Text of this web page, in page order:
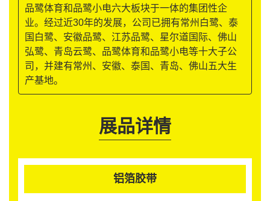
品鹭体育和品鹭小电六大板块于一体的集团性企
业。经过近30年的发展，公司已拥有常州白鹭、泰
国白鹭、安徽品鹭、江苏品鹭、星尔道国际、佛山
弘鹭、青岛云鹭、品鹭体育和品鹭小电等十大子公
司，并建有常州、安徽、泰国、青岛、佛山五大生
产基地。
展品详情
铝箔胶带